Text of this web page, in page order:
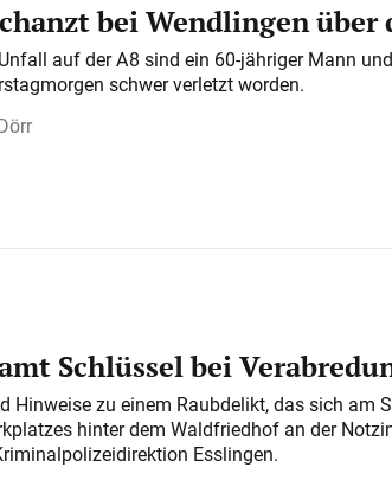
bei Wendlingen über
auf der A 8 sind ein 60-jähriger Mann
schwer verletzt worden.
Schlüssel bei
Hinweise zu einem Raubdelikt, das sich am
hinter dem Waldfriedhof an der
Esslingen.